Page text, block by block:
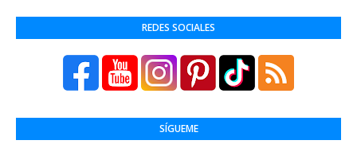
REDES SOCIALES
SÍGUEME